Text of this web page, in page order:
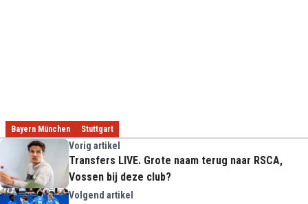
Bayern München Stuttgart
Vorig artikel
Transfers LIVE. Grote naam terug naar RSCA,
Vossen bij deze club?
Volgend artikel